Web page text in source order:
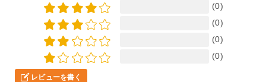
(0)
(0)
(0)
(0)
レビューを書く